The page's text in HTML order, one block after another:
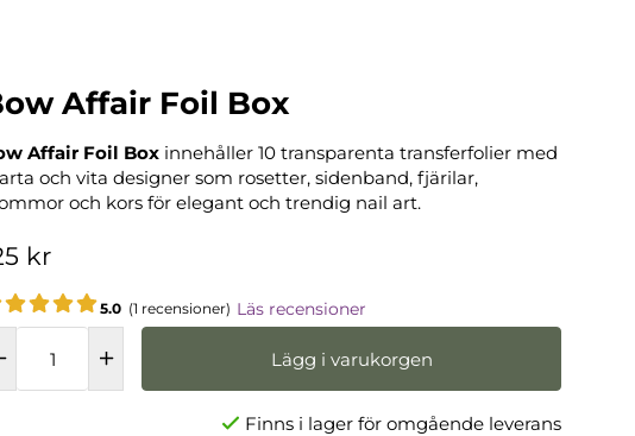
Affair Foil Box
Affair Foil Box innehåller 10 transparenta transferfolier med
och vita designer som rosetter, sidenband, fjärilar,
och kors för elegant och trendig nail art.
kr
5.0 (1 recensioner) Läs recensioner
Lägg i varukorgen
Finns i lager för omgående leverans